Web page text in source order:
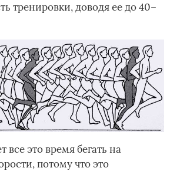
тренировки, доводя ее до 40–
все это время бегать на
потому что это